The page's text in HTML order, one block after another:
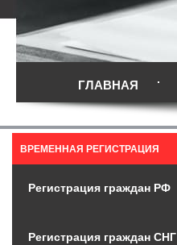
ГЛАВНАЯ
ВРЕМЕННАЯ РЕГИСТРАЦИЯ
Регистрация граждан РФ
Регистрация граждан СНГ